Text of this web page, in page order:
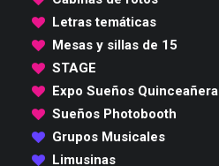
Letras temáticas
Mesas y sillas de 15
STAGE
Expo Sueños Quinceañera
Sueños Photobooth
Grupos Musicales
Limusinas